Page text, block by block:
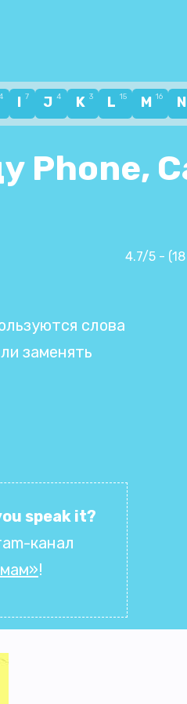
I 7 J 4 K 3 L 15 M 16 N
Phone,
4.7/5 - (18
слова
заменять
speak it?
канал
!